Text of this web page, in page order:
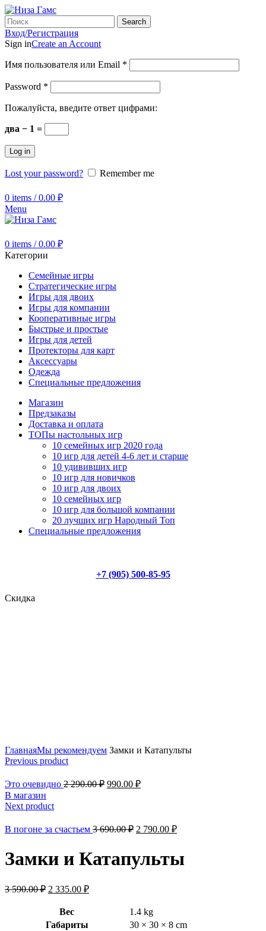
Search
Вход/Регистрация
Sign inCreate an Account
Имя пользователя или Email *
Password *
Пожалуйста, введите ответ цифрами:
два − 1 =
Log in
Lost your password? Remember me
0 items / 0.00 ₽
Menu
0 items / 0.00 ₽
Категории
Семейные игры
Стратегические игры
Игры для двоих
Игры для компании
Кооперативные игры
Быстрые и простые
Игры для детей
Протекторы для карт
Аксессуары
Одежда
Специальные предложения
Магазин
Предзаказы
Доставка и оплата
ТОПы настольных игр
10 семейных игр 2020 года
10 игр для детей 4-6 лет и старше
10 удививших игр
10 игр для новичков
10 игр для двоих
10 семейных игр
10 игр для большой компании
20 лучших игр Народный Топ
Специальные предложения
+7 (905) 500-85-95
Скидка
ГлавнаяМы рекомендуем Замки и Катапульты
Previous product
Это очевидно 2 290.00₽ 990.00 ₽
В магазин
Next product
В погоне за счастьем 3 690.00₽ 2 790.00 ₽
Замки и Катапульты
3 590.00₽ 2 335.00 ₽
Вес
1.4 kg
Габариты
30 × 30 × 8 cm